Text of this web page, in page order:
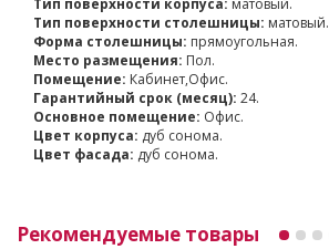
Тип поверхности столешницы: матовый.
Форма столешницы: прямоугольная.
Место размещения: Пол.
Помещение: Кабинет,Офис.
Гарантийный срок (месяц): 24.
Основное помещение: Офис.
Цвет корпуса: дуб сонома.
Цвет фасада: дуб сонома.
Рекомендуемые товары